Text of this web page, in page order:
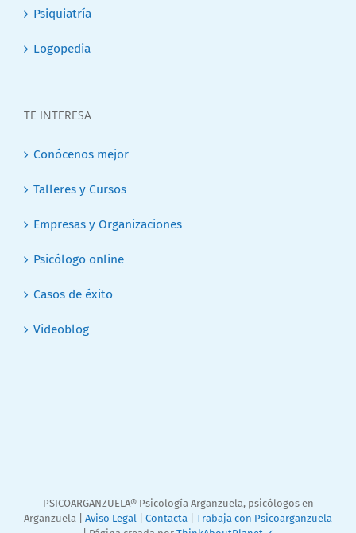
Psiquiatría
Logopedia
TE INTERESA
Conócenos mejor
Talleres y Cursos
Empresas y Organizaciones
Psicólogo online
Casos de éxito
Videoblog
PSICOARGANZUELA® Psicología Arganzuela, psicólogos en
Arganzuela | Aviso Legal Contacta
Trabaja con Psicoarganzuela